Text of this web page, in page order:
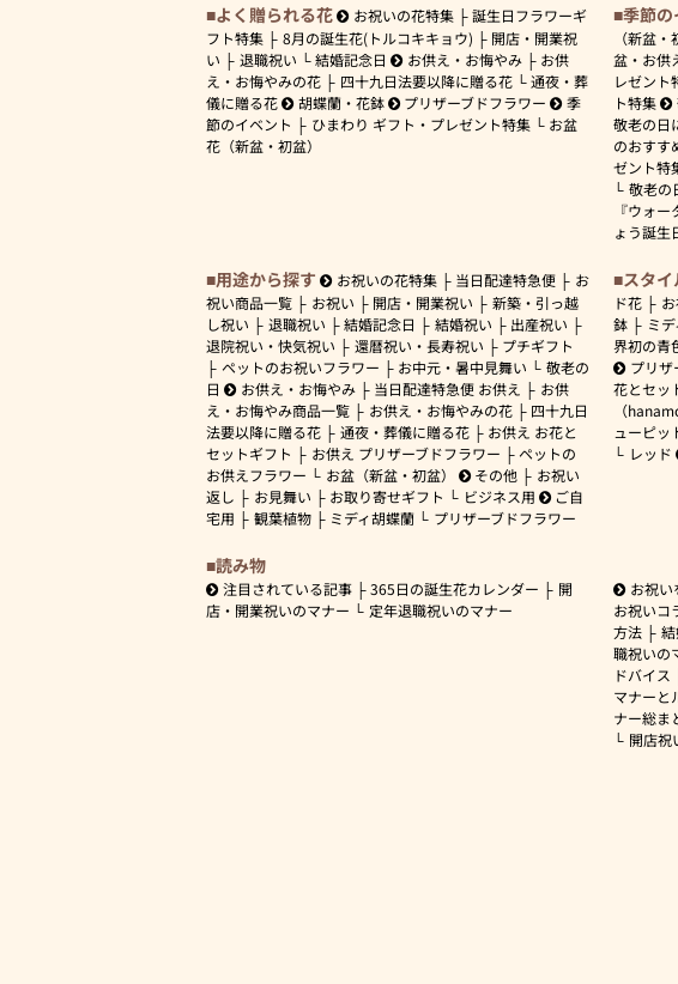
よく贈られる花 お祝いの花特集
誕生日フラワーギ
フト特集
8月の誕生花(トルコキキョウ)
開店・開業祝
い
退職祝い 結婚記念日 お供え・お悔やみ
お供
え・お悔やみの花
四十九日法要以降に贈る花
通夜・葬
儀に贈る花
胡蝶蘭・花鉢 プリザーブドフラワー
季
節のイベント
ひまわり ギフト・プレゼント特集
お盆
花（新盆・初盆）
季節の
（新盆・
盆・お供
レゼント
ト特集
敬老の日
のおすす
ゼント特
敬老の
『ウォ
ょう誕生
用途から探す お祝いの花特集 当日配達特急便
お
祝い商品一覧
お祝い 開店・開業祝い
新築・引っ越
し祝い
退職祝い 結婚記念日 結婚祝い
出産祝い
退院祝い・快気祝い
還暦祝い・長寿祝い
プチギフト
ペットのお祝いフラワー
お中元・暑中見舞い
敬老の
日
お供え・お悔やみ 当日配達特急便 お供え
お供
え・お悔やみ商品一覧
お供え・お悔やみの花
四十九日
法要以降に贈る花
通夜・葬儀に贈る花
お供え お花と
セットギフト
お供え プリザーブドフラワー
ペットの
お供えフラワー
お盆（新盆・初盆） その他
お祝い
返し
お見舞い お取り寄せギフト ビジネス用
ご自
宅用
観葉植物 ミディ胡蝶蘭 プリザーブドフラワー
スタ
ド花
鉢
ミ
界初の青
プリザ
花とセッ
（
ューピッ
レッド
読み物
注目されている記事 365日の誕生花カレンダー
開
店・開業祝いのマナー
定年退職祝いのマナー
お祝
お祝いコ
方法
職祝いの
ドバイス
マナーと
ナー総ま
開店祝